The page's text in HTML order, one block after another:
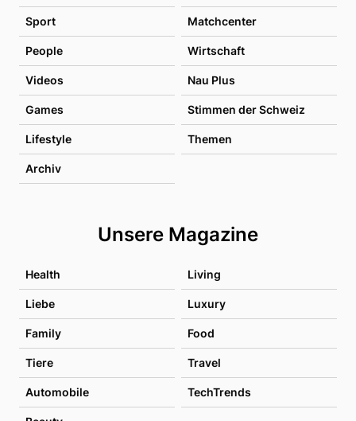
Sport Matchcenter
People Wirtschaft
Videos Nau Plus
Games Stimmen der Schweiz
Lifestyle Themen
Archiv
Unsere Magazine
Health Living
Liebe Luxury
Family Food
Tiere Travel
Automobile TechTrends